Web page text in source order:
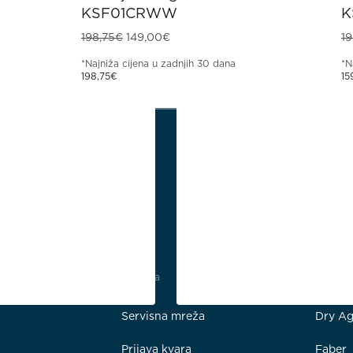
KSF01CRWW
198,75€ Izvorna cijena bila je: 198,75€.
149,00€
*Najniža cijena u zadnjih 30 dana
198,75€
Podrška
Servisna mreža
Prijava kvara
Dry
Faber